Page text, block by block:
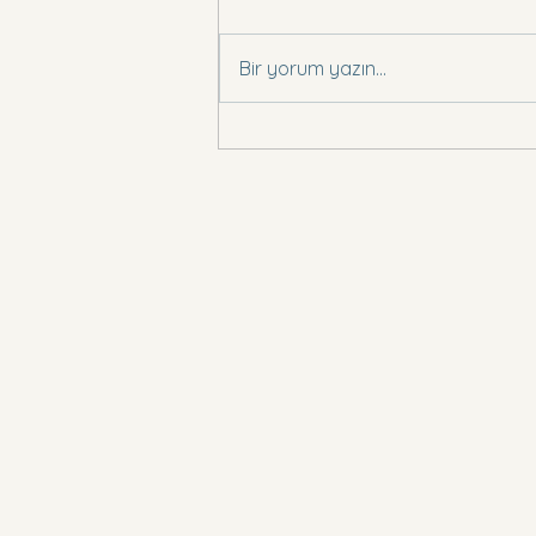
Bir yorum yazın...